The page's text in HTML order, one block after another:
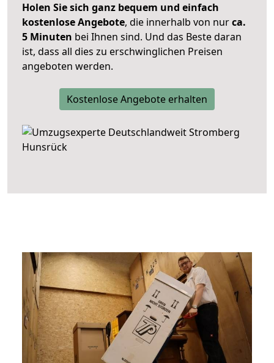
Holen Sie sich ganz bequem und einfach
kostenlose Angebote, die innerhalb von nurca.
5 Minuten bei Ihnen sind. Und das Beste daran
ist, dass all dies zu erschwinglichen Preisen
angeboten werden.
Kostenlose Angebote erhalten